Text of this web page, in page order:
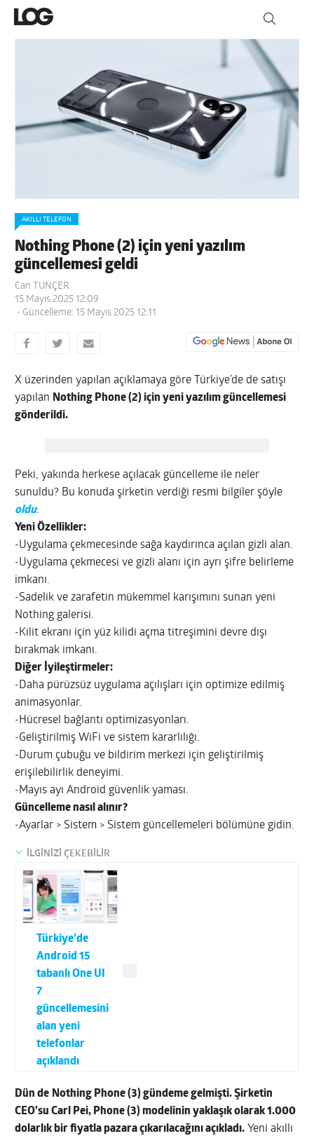
AKILLI TELEFON
Nothing Phone (2) için yeni yazılım
güncellemesi geldi
Can TUNÇER
15 Mayıs 2025 12:09
- Güncelleme: 15 Mayıs 2025 12:11
X üzerinden yapılan açıklamaya göre Türkiye’de de satışı
yapılan Nothing Phone (2) için yeni yazılım güncellemesi
gönderildi.
Peki, yakında herkese açılacak güncelleme ile neler
sunuldu? Bu konuda şirketin verdiği resmi bilgiler şöyle
oldu:
Yeni Özellikler:
-Uygulama çekmecesinde sağa kaydırınca açılan gizli alan.
-Uygulama çekmecesi ve gizli alanı için ayrı şifre belirleme
imkanı.
-Sadelik ve zarafetin mükemmel karışımını sunan yeni
Nothing galerisi.
-Kilit ekranı için yüz kilidi açma titreşimini devre dışı
bırakmak imkanı.
Diğer İyileştirmeler:
-Daha pürüzsüz uygulama açılışları için optimize edilmiş
animasyonlar.
-Hücresel bağlantı optimizasyonları.
-Geliştirilmiş WiFi ve sistem kararlılığı.
-Durum çubuğu ve bildirim merkezi için geliştirilmiş
erişilebilirlik deneyimi.
-Mayıs ayı Android güvenlik yaması.
Güncelleme nasıl alınır?
-Ayarlar > Sistem > Sistem güncellemeleri bölümüne gidin.
İLGİNİZİ ÇEKEBİLİR
Türkiye’de
Android 15
tabanlı One UI
7
güncellemesini
alan yeni
telefonlar
açıklandı
Dün de Nothing Phone (3) gündeme gelmişti. Şirketin
CEO’suCarl Pei, Phone (3) modelinin yaklaşık olarak 1.000
dolarlık bir fiyatla pazara çıkarılacağını açıkladı. Yeni akıllı